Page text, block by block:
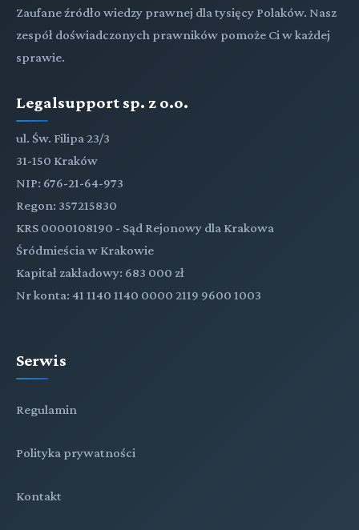
Zaufane źródło wiedzy prawnej dla tysięcy Polaków. Nasz
zespół doświadczonych prawników pomoże Ci w każdej
sprawie.
Legalsupport sp. z o.o.
ul. Św. Filipa 23/3
31-150 Kraków
NIP: 676-21-64-973
Regon: 357215830
KRS 0000108190 - Sąd Rejonowy dla Krakowa
Śródmieścia w Krakowie
Kapitał zakładowy: 683 000 zł
Nr konta: 41 1140 1140 0000 2119 9600 1003
Serwis
Regulamin
Polityka prywatności
Kontakt